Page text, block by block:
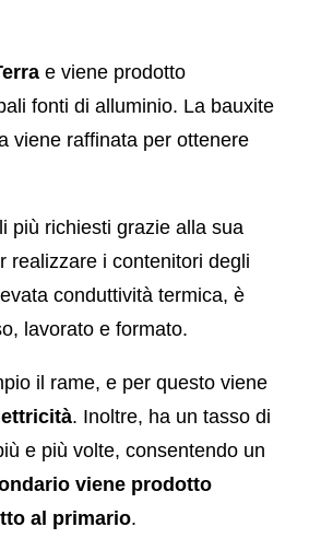
e viene prodotto
fonti di alluminio. La bauxite
viene raffinata per ottenere
più richiesti grazie alla sua
realizzare i contenitori degli
conduttività termica, è
lavorato e formato.
il rame, e per questo viene
. Inoltre, ha un tasso di
e più volte, consentendo un
viene prodotto
al primario.